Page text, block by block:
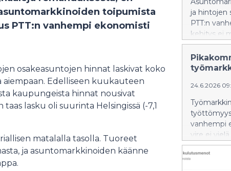
toipumista
PTT:n vanhempi ekonomisti
osakeasuntojen hinnat laskivat koko
aiempaan. Edelliseen kuukauteen
kaupungeista hinnat nousivat
lasku oli suurinta Helsingissä (-7,1
matalalla tasolla. Tuoreet
ja asuntomarkkinoiden käänne
ja hintojen
PTT:n
kehitys ei
24.6.2026
vanhempi
vire ei